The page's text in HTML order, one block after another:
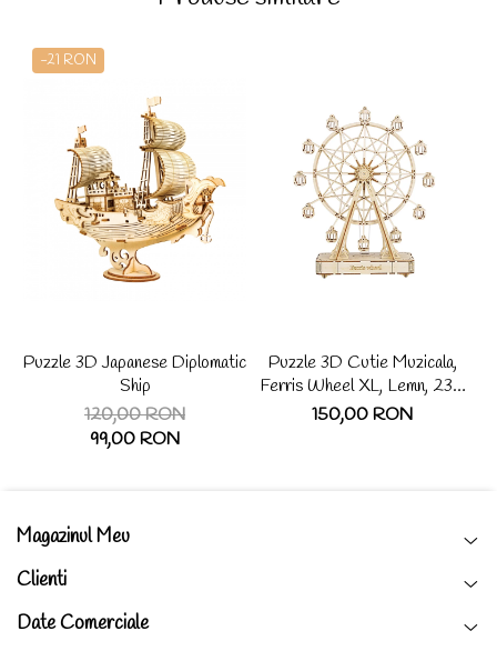
-21 RON
Puzzle 3D Japanese Diplomatic
Ship
120,00 RON
99,00 RON
Puzzle 3D Cutie Muzicala,
Ferris Wheel XL, Lemn, 232
de piese
150,00 RON
Magazinul Meu
Clienti
Date Comerciale